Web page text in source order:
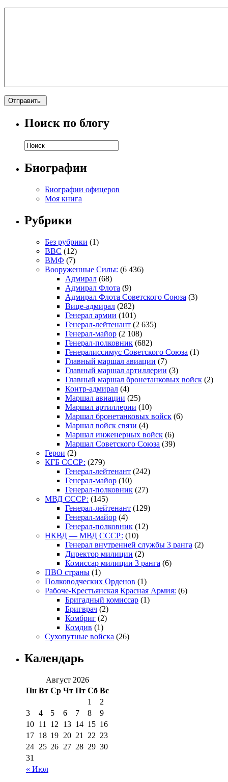
Поиск по блогу
Биографии
Биографии офицеров
Моя книга
Рубрики
Без рубрики (1)
ВВС (12)
ВМФ (7)
Вооруженные Силы: (6 436)
Адмирал (68)
Адмирал Флота (9)
Адмирал Флота Советского Союза (3)
Вице-адмирал (282)
Генерал армии (101)
Генерал-лейтенант (2 635)
Генерал-майор (2 108)
Генерал-полковник (682)
Генералиссимус Советского Союза (1)
Главный маршал авиации (7)
Главный маршал артиллерии (3)
Главный маршал бронетанковых войск (2)
Контр-адмирал (4)
Маршал авиации (25)
Маршал артиллерии (10)
Маршал бронетанковых войск (6)
Маршал войск связи (4)
Маршал инженерных войск (6)
Маршал Советского Союза (39)
Герои (2)
КГБ СССР: (279)
Генерал-лейтенант (242)
Генерал-майор (10)
Генерал-полковник (27)
МВД СССР: (145)
Генерал-лейтенант (129)
Генерал-майор (4)
Генерал-полковник (12)
НКВД — МВД СССР: (10)
Генерал внутренней службы 3 ранга (2)
Директор милиции (2)
Комиссар милиции 3 ранга (6)
ПВО страны (1)
Полководческих Орденов (1)
Рабоче-Крестьянская Красная Армия: (6)
Бригадный комиссар (1)
Бригврач (2)
Комбриг (2)
Комдив (1)
Сухопутные войска (26)
Календарь
Август 2026
Пн Вт Ср Чт Пт Сб Вс
« Июл
1
2
3
4 5 6 7 8
9
10 11 12 13 14 15 16
17 18 19 20 21 22 23
24 25 26 27 28 29 30
31